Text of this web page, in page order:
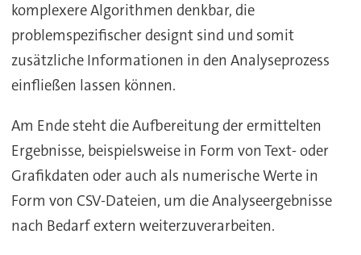
komplexere Algorithmen denkbar, die
problemspezifischer designt sind und somit
zusätzliche Informationen in den Analyseprozess
einfließen lassen können.
Am Ende steht die Aufbereitung der ermittelten
Ergebnisse, beispielsweise in Form von Text- oder
Grafikdaten oder auch als numerische Werte in
Form von CSV-Dateien, um die Analyseergebnisse
nach Bedarf extern weiterzuverarbeiten.